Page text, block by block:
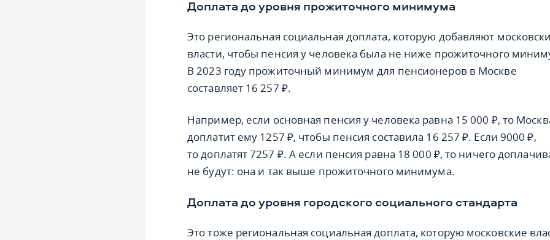
Доплата до уровня прожиточного минимума
Это региональная социальная доплата, которую добавляют
власти, чтобы пенсия у человека была не ниже прожиточного
В 2023 году прожиточный минимум для пенсионеров в Москве
составляет 16 257 ₽.
Например, если основная пенсия у человека равна 15 000 ₽, то
доплатит ему 1257 ₽, чтобы пенсия составила 16 257 ₽. Если 9000 ₽,
то доплатят 7257 ₽. А если пенсия равна 18 000 ₽, то ничего
не будут: она и так выше прожиточного минимума.
Доплата до уровня городского социального стандарта
Это тоже региональная социальная доплата, которую московские